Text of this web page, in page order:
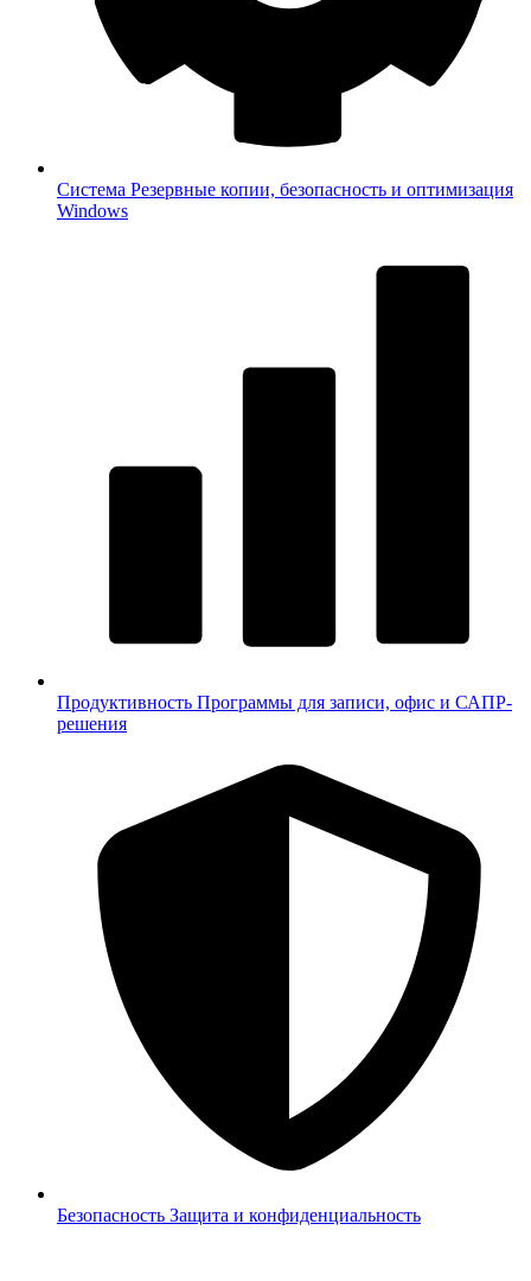
Система Резервные копии, безопасность и оптимизация
Windows
Продуктивность Программы для записи, офис и САПР-
решения
Безопасность Защита и конфиденциальность